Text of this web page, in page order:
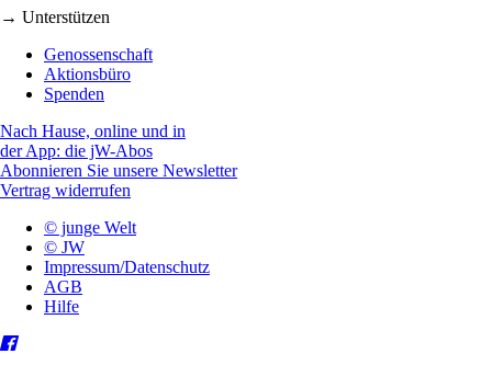
→ Unterstützen
Genossenschaft
Aktionsbüro
Spenden
Nach Hause, online und in
der App: die jW-Abos
Abonnieren Sie unsere Newsletter
Vertrag widerrufen
© junge Welt
© JW
Impressum/Datenschutz
AGB
Hilfe